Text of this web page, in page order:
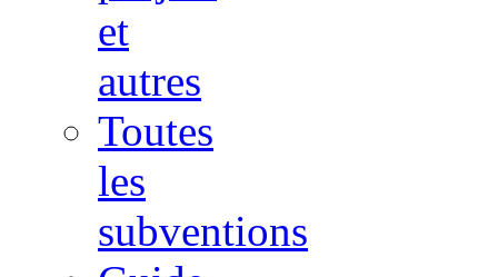
et
autres
Toutes
les
subventions